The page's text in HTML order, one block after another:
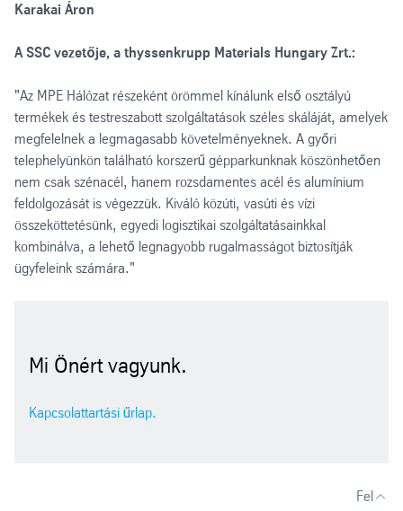
Karakai Áron
A SSC vezetője, a thyssenkrupp Materials Hungary Zrt.:
"Az MPE Hálózat részeként örömmel kínálunk első osztályú
termékek és testreszabott szolgáltatások széles skáláját, amelyek
megfelelnek a legmagasabb követelményeknek. A győri
telephelyünkön található korszerű gépparkunknak köszönhetően
nem csak szénacél, hanem rozsdamentes acél és alumínium
feldolgozását is végezzük. Kiváló közúti, vasúti és vízi
összeköttetésünk, egyedi logisztikai szolgáltatásainkkal
kombinálva, a lehető legnagyobb rugalmasságot biztosítják
ügyfeleink számára."
Mi Önért vagyunk.
Kapcsolattartási űrlap.
Fel